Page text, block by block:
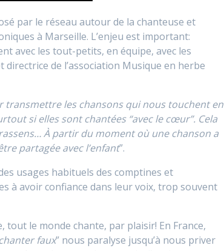
par le réseau autour de la chanteuse et
à Marseille. L’enjeu est important:
avec les tout-petits, en équipe, avec les
de l’association Musique en herbe
transmettre les chansons qui nous touchent en
si elles sont chantées “avec le cœur”. Cela
À partir du moment où une chanson a
partagée avec l’enfant”.
usages habituels des comptines et
à avoir confiance dans leur voix, trop souvent
le monde chante, par plaisir! En France,
faux” nous paralyse jusqu’à nous priver